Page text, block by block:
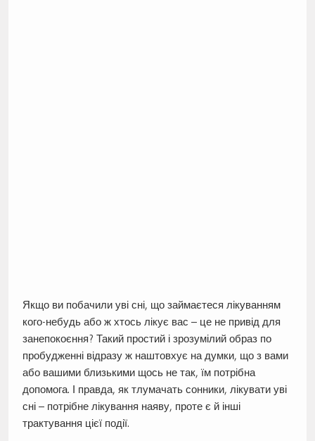
Якщо ви побачили уві сні, що займаєтеся лікуванням
кого-небудь або ж хтось лікує вас – це не привід для
занепокоєння? Такий простий і зрозумілий образ по
пробудженні відразу ж наштовхує на думки, що з вами
або вашими близькими щось не так, їм потрібна
допомога. І правда, як тлумачать сонники, лікувати уві
сні – потрібне лікування наяву, проте є й інші
трактування цієї події.